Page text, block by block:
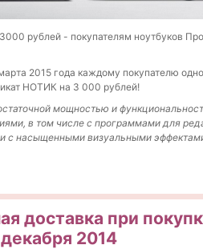
рублей - покупателям ноутбуков
2015 года каждому покупателю
НОТИК на 3 000 рублей!
мощностью и
в том числе с программами для
с насыщенными визуальными
доставка при
2014